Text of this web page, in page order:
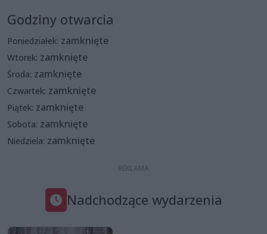
Godziny otwarcia
Poniedziałek: zamknięte
Wtorek: zamknięte
Środa: zamknięte
Czwartek: zamknięte
Piątek: zamknięte
Sobota: zamknięte
Niedziela: zamknięte
Nadchodzące wydarzenia